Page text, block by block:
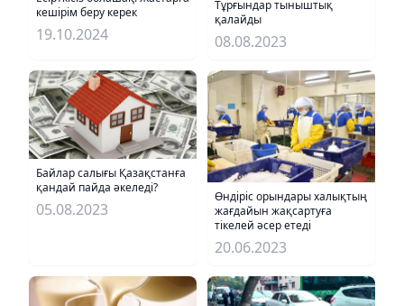
кешірім беру керек
19.10.2024
Тұрғындар тыныштық
қалайды
08.08.2023
Байлар салығы Қазақстанға
қандай пайда әкеледі?
05.08.2023
Өндіріс орындары халықтың
жағдайын жақсартуға
тікелей әсер етеді
20.06.2023